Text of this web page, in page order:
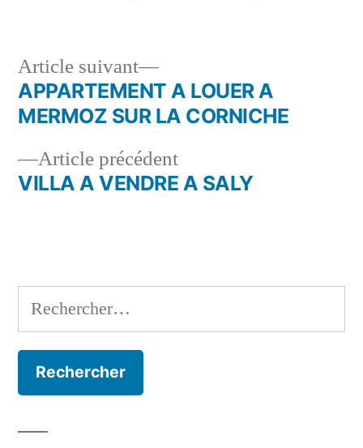
Navigation
l’article
Article précédentArticle
précédent :
VILLA A VENDRE A SALY
Article suivant
Article
suivant :
APPARTEMENT A LOUER A
MERMOZ SUR LA CORNICHE
Rechercher :